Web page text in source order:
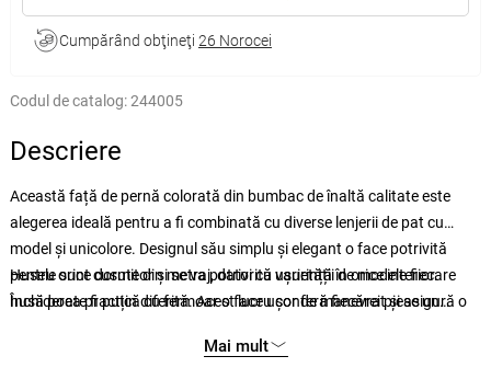
Cumpărând obţineţi 26 Norocei
Codul de catalog:244005
Descriere
Această față de pernă colorată din bumbac de înaltă calitate este
alegerea ideală pentru a fi combinată cu diverse lenjerii de pat cu
model și unicolore. Designul său simplu și elegant o face potrivită
pentru orice dormitor și se va potrivi cu ușurință în orice interior.
Închiderea practică cu fermoar o face ușor de manevrat și asigură o
Husele sunt cusute din metraj, datorită varietății de modele fiecare
husă poate fi puțin diferită. Acest lucru conferă fiecărei piese un
Mai mult